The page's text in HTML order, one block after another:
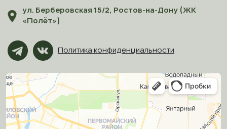
ул. Берберовская 15/2, Ростов-на-Дону (ЖК
«Полёт»)
Политика конфиденциальности